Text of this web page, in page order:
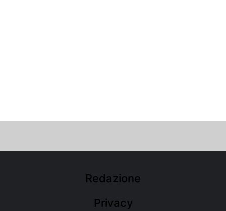
Redazione
Privacy